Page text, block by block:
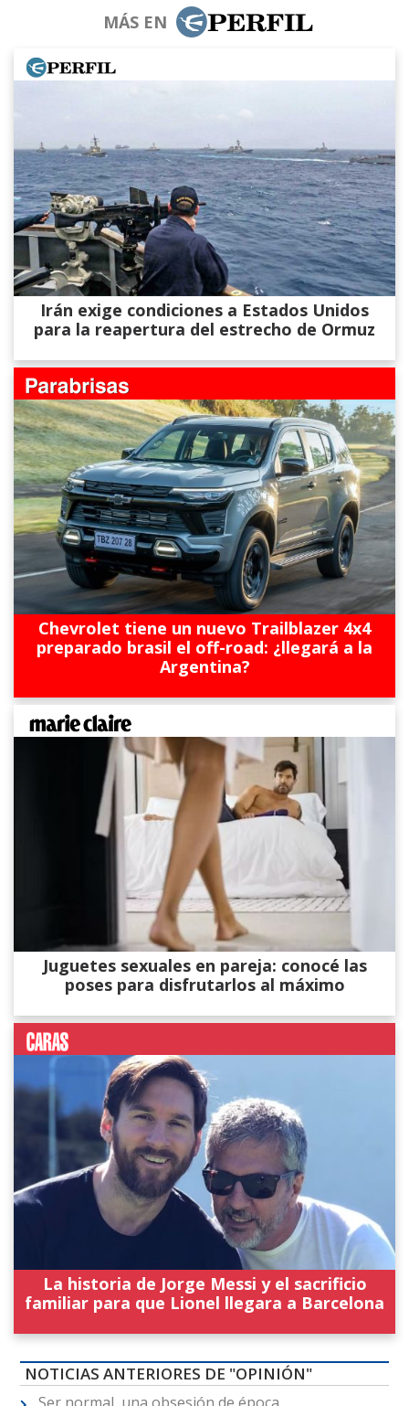
MÁS EN
Irán exige condiciones a Estados Unidos
para la reapertura del estrecho de Ormuz
Chevrolet tiene un nuevo Trailblazer 4x4
preparado brasil el off-road: ¿llegará a la
Argentina?
Juguetes sexuales en pareja: conocé las
poses para disfrutarlos al máximo
La historia de Jorge Messi y el sacrificio
familiar para que Lionel llegara a Barcelona
NOTICIAS ANTERIORES DE "OPINIÓN"
Ser normal, una obsesión de época